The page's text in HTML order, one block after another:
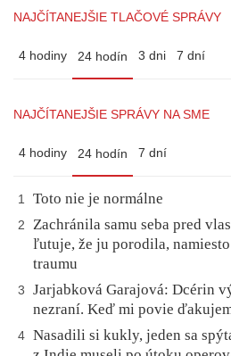
NAJČÍTANEJŠIE TLAČOVÉ SPRÁVY
4 hodiny 24 hodín 3 dni 7 dní
NAJČÍTANEJŠIE SPRÁVY NA SME
4 hodiny 24 hodín 7 dní
1 Toto nie je normálne
2
Zachránila samu seba pred
ľutuje, že ju porodila,
traumu
3
Jarjabková Garajová: Dcérin
nezraní. Keď mi povie
4 Nasadili si kukly, jeden sa